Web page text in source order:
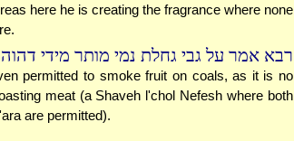
here he is creating the fragrance where none
רבא אמר על גבי גחלת נמי מותר מידי
permitted to smoke fruit on coals, as it is no
meat (a Shaveh l'chol Nefesh where both
are permitted).